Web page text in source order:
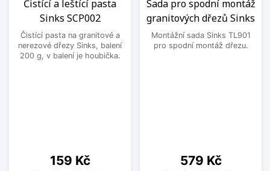
Čistící a leštící pasta
Sinks SCP002
Čistící pasta na granitové a
nerezové dřezy Sinks, balení
200 g, v balení je houbička.
Cena
159 Kč
Sada pro spodní montáž
granitových dřezů Sinks
Montážní sada Sinks TL901
pro spodní montáž dřezu.
Cena
579 Kč